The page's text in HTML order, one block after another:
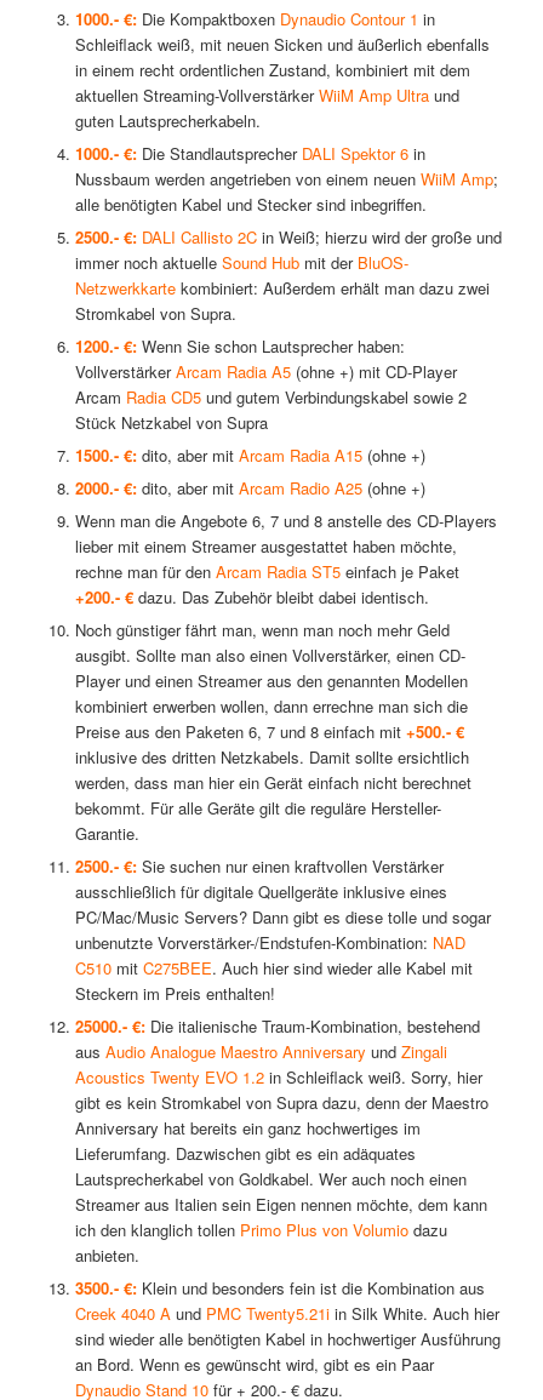
1000.- €:Die Kompaktboxen Dynaudio Contour 1 in
Schleiflack weiß, mit neuen Sicken und äußerlich ebenfalls
in einem recht ordentlichen Zustand, kombiniert mit dem
aktuellen Streaming-VollverstärkerWiiM Amp Ultraund
guten Lautsprecherkabeln.
1000.- €:Die Standlautsprecher DALI Spektor 6in
Nussbaum werden angetrieben von einem neuen WiiM Amp;
alle benötigten Kabel und Stecker sind inbegriffen.
2500.- €: DALI Callisto 2Cin Weiß; hierzu wird der große und
immer noch aktuelle Sound Hubmit der BluOS-
Netzwerkkartekombiniert: Außerdem erhält man dazu zwei
Stromkabel von Supra.
1200.- €:Wenn Sie schon Lautsprecher haben:
VollverstärkerArcam Radia A5(ohne +) mit CD-Player
Arcam Radia CD5und gutem Verbindungskabel sowie 2
Stück Netzkabel von Supra
1500.- €:dito, aber mit Arcam Radia A15(ohne +)
2000.- €:dito, aber mit Arcam Radio A25(ohne +)
Wenn man die Angebote 6, 7 und 8 anstelle des CD-Players
lieber mit einem Streamer ausgestattet haben möchte,
rechne man für den Arcam Radia ST5einfach je Paket
+200.- €dazu. Das Zubehör bleibt dabei identisch.
Noch günstiger fährt man, wenn man noch mehr Geld
ausgibt. Sollte man also einen Vollverstärker, einen CD-
Player und einen Streamer aus den genannten Modellen
kombiniert erwerben wollen, dann errechne man sich die
Preise aus den Paketen 6, 7 und 8 einfach mit +500.- €
inklusive des dritten Netzkabels. Damit sollte ersichtlich
werden, dass man hier ein Gerät einfach nicht berechnet
bekommt. Für alle Geräte gilt die reguläre Hersteller-
Garantie.
2500.- €:Sie suchen nur einen kraftvollen Verstärker
ausschließlich für digitale Quellgeräte inklusive eines
PC/Mac/Music Servers? Dann gibt es diese tolle und sogar
unbenutzte Vorverstärker-/Endstufen-Kombination: NAD
C510mit C275BEE. Auch hier sind wieder alle Kabel mit
Steckern im Preis enthalten!
25000.- €:Die italienische Traum-Kombination, bestehend
aus Audio Analogue Maestro Anniversary und Zingali
Acoustics Twenty EVO 1.2in Schleiflack weiß. Sorry, hier
gibt es kein Stromkabel von Supra dazu, denn der Maestro
Anniversary hat bereits ein ganz hochwertiges im
Lieferumfang. Dazwischen gibt es ein adäquates
Lautsprecherkabel von Goldkabel. Wer auch noch einen
Streamer aus Italien sein Eigen nennen möchte, dem kann
ich den klanglich tollen Primo Plus von Volumiodazu
anbieten.
3500.- €:Klein und besonders fein ist die Kombination aus
Creek 4040 Aund PMC Twenty5.21iin Silk White. Auch hier
sind wieder alle benötigten Kabel in hochwertiger Ausführung
an Bord. Wenn es gewünscht wird, gibt es ein Paar
Dynaudio Stand 10für + 200.- € dazu.